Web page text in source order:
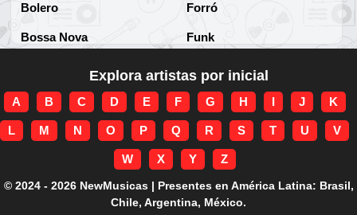
Bolero
Bossa Nova
Brega-funk
Cha-Cha
Corridos
Forró
Funk
Funk Internacional
Gospel/Religioso
Gótico
Grunge
Explora artistas por inicial
A B C D E F G H I J K
L M N O P Q R S T U V
W X Y Z
© 2024 - 2026 NewMusicas | Presentes en América Latina: Brasil,
Chile, Argentina, México.